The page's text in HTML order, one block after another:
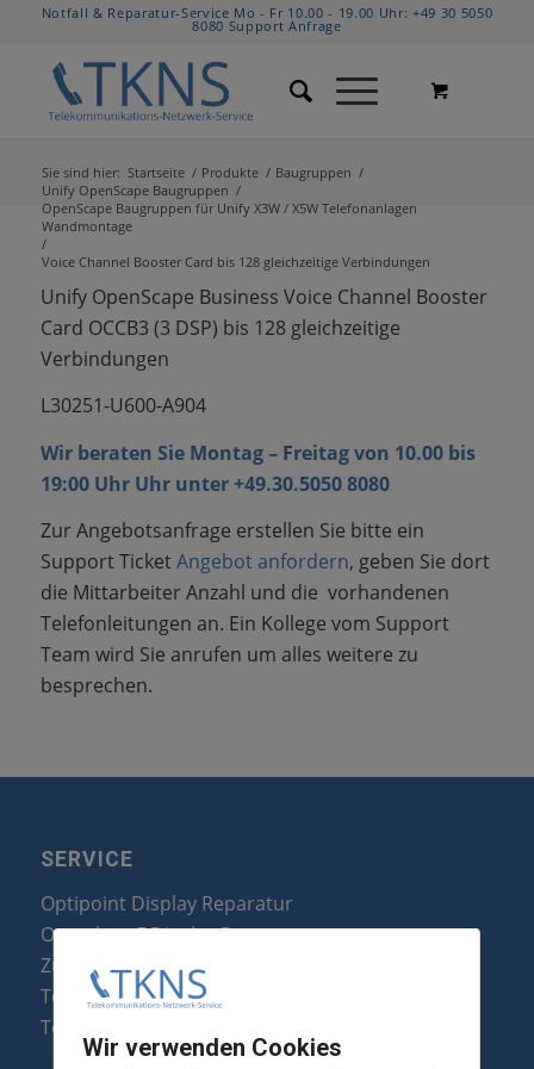
Notfall & Reparatur-Service Mo - Fr 10.00 - 19.00 Uhr:+49 30 5050
8080 Support Anfrage
Sie sind hier: Startseite / Produkte / Baugruppen /
Unify OpenScape Baugruppen /
OpenScape Baugruppen für Unify X3W / X5W Telefonanlagen
Wandmontage
/
Voice Channel Booster Card bis 128 gleichzeitige Verbindungen
Unify OpenScape Business Voice Channel Booster
Card OCCB3 (3 DSP) bis 128 gleichzeitige
Verbindungen
L30251-U600-A904
Wir beraten Sie Montag – Freitag von 10.00 bis
19:00 Uhr Uhr unter +49.30.5050 8080
Zur Angebotsanfrage erstellen Sie bitte ein
Support TicketAngebot anfordern, geben Sie dort
die Mittarbeiter Anzahl und die vorhandenen
Telefonleitungen an. Ein Kollege vom Support
Team wird Sie anrufen um alles weitere zu
besprechen.
SERVICE
Optipoint Display Reparatur
Octophon F Display Reparatur
Zubehör & Ersatzteile
Telefonanlagen Optimierung
Telefonanlagen Erweiterung
Wir verwenden Cookies